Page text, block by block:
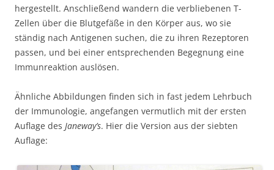
hergestellt. Anschließend wandern die verbliebenen T-
Zellen über die Blutgefäße in den Körper aus, wo sie
ständig nach Antigenen suchen, die zu ihren Rezeptoren
passen, und bei einer entsprechenden Begegnung eine
Immunreaktion auslösen.
Ähnliche Abbildungen finden sich in fast jedem Lehrbuch
der Immunologie, angefangen vermutlich mit der ersten
Auflage des Janeway’s. Hier die Version aus der siebten
Auflage: